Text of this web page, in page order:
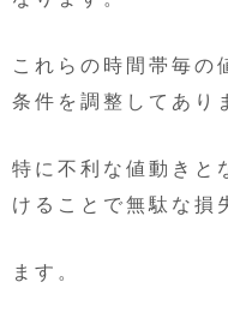
これらの時間帯毎の
条件を調整してあり
特に不利な値動きと
けることで無駄な損
ます。